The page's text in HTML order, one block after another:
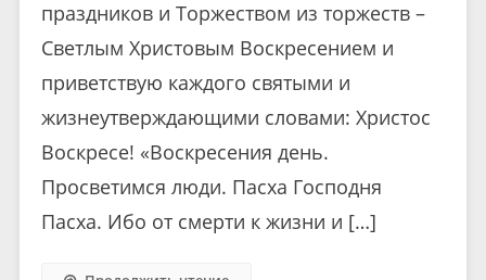
праздников и Торжеством из торжеств –
Светлым Христовым Воскресением и
приветствую каждого святыми и
жизнеутверждающими словами: Христос
Воскресе! «Воскресения день.
Просветимся люди. Пасха Господня
Пасха. Ибо от смерти к жизни и […]